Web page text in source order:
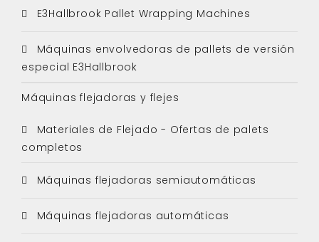
E3Hallbrook Pallet Wrapping Machines
Máquinas envolvedoras de pallets de versión
especial E3Hallbrook
Máquinas flejadoras y flejes
Materiales de Flejado - Ofertas de palets
completos
Máquinas flejadoras semiautomáticas
Máquinas flejadoras automáticas